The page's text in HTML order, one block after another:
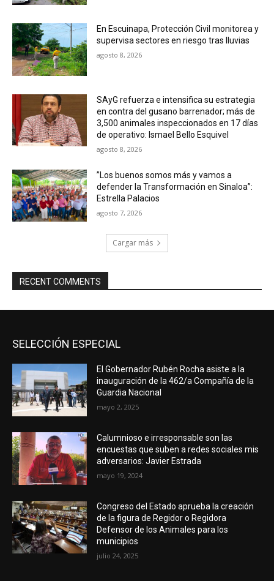
En Escuinapa, Protección Civil monitorea y
supervisa sectores en riesgo tras lluvias
agosto 8, 2026
SAyG refuerza e intensifica su estrategia
en contra del gusano barrenador; más de
3,500 animales inspeccionados en 17 días
de operativo: Ismael Bello Esquivel
agosto 8, 2026
”Los buenos somos más y vamos a
defender la Transformación en Sinaloa”:
Estrella Palacios
agosto 7, 2026
Cargar más
RECENT COMMENTS
SELECCIÓN ESPECIAL
El Gobernador Rubén Rocha asiste a la
inauguración de la 462/a Compañía de la
Guardia Nacional
mayo 2, 2025
Calumnioso e irresponsable son las
encuestas que suben a redes sociales mis
adversarios: Javier Estrada
mayo 19, 2024
Congreso del Estado aprueba la creación
de la figura de Regidor o Regidora
Defensor de los Animales para los
municipios
julio 24, 2025